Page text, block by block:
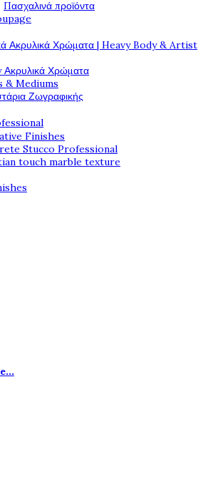
Πασχαλινά προϊόντα
Ακρυλικά Χρώματα | Heavy Body & Artist
Χρώματα
& Mediums
Ζωγραφικής
Finishes
Stucco Professional
touch marble texture